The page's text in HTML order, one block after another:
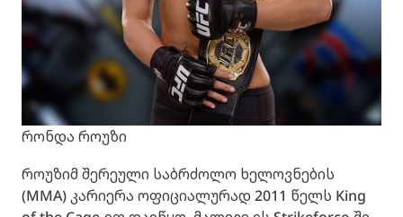
რონდა როუზი
როუზიმ შერეული საბრძოლო ხელოვნების
(MMA) კარიერა ოფიციალურად 2011 წელს King